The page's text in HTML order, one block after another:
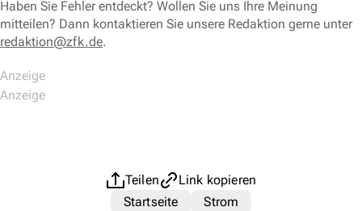
Haben Sie Fehler entdeckt? Wollen Sie uns Ihre Meinung
mitteilen? Dann kontaktieren Sie unsere Redaktion gerne unter
redaktion@zfk.de.
Teilen
Link kopieren
Startseite
Strom